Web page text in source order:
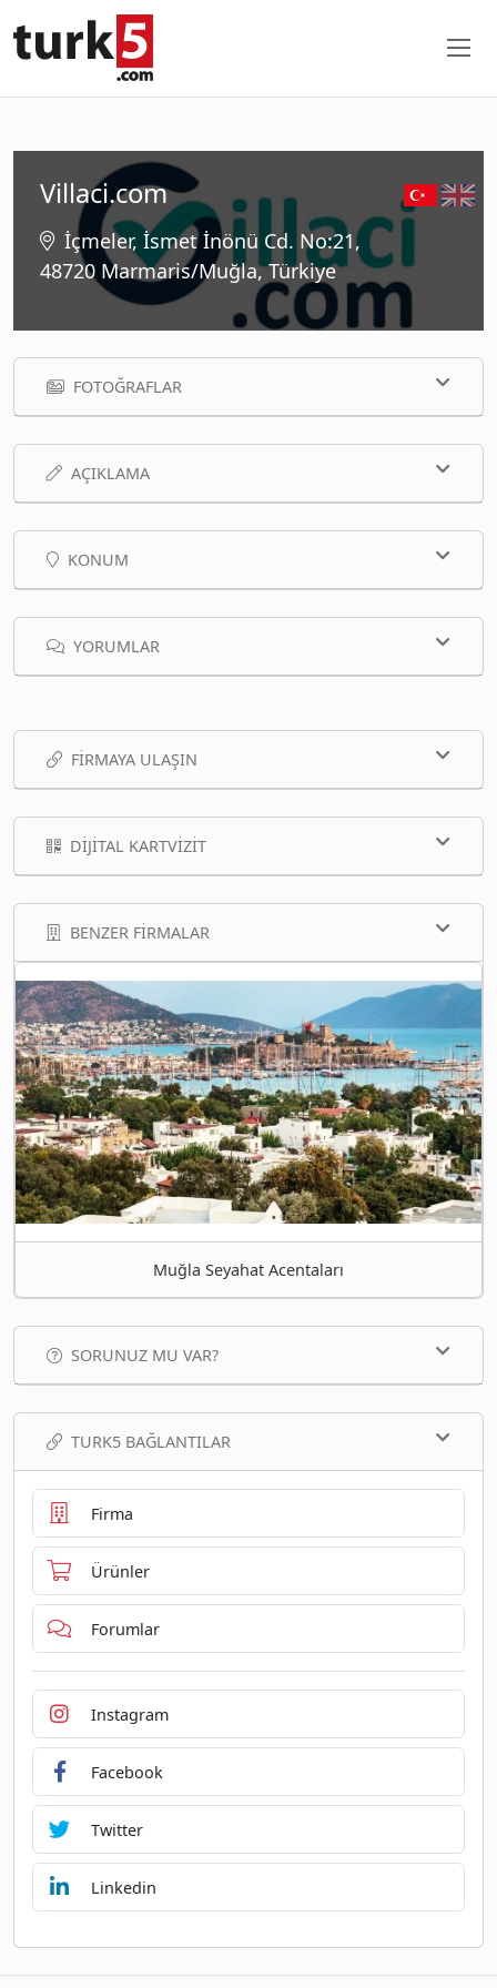
Villaci.com
İçmeler, İsmet İnönü Cd. No:21,
48720 Marmaris/Muğla, Türkiye
FOTOĞRAFLAR
AÇIKLAMA
KONUM
YORUMLAR
FIRMAYA ULAŞIN
DIJITAL KARTVIZIT
BENZER FIRMALAR
Muğla Seyahat Acentaları
SORUNUZ MU VAR?
TURK5 BAĞLANTILAR
Firma
Ürünler
Forumlar
Instagram
Facebook
Twitter
Linkedin